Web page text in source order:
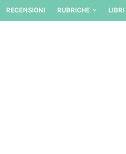
Skip
RECENSIONI RUBRICHE LIBRI